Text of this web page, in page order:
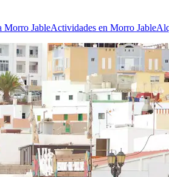
Morro JableActividades en Morro Jable